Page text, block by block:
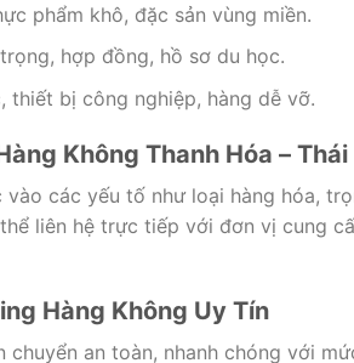
phẩm khô, đặc sản vùng miền.
hợp đồng, hồ sơ du học.
thiết bị công nghiệp, hàng dễ vỡ.
Không Thanh Hóa – Thái
vào các yếu tố như loại hàng hóa,
liên hệ trực tiếp với đơn vị cung
Hàng Không Uy Tín
an toàn, nhanh chóng với